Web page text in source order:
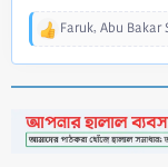
R
t
i
Faruk, Abu Bakar